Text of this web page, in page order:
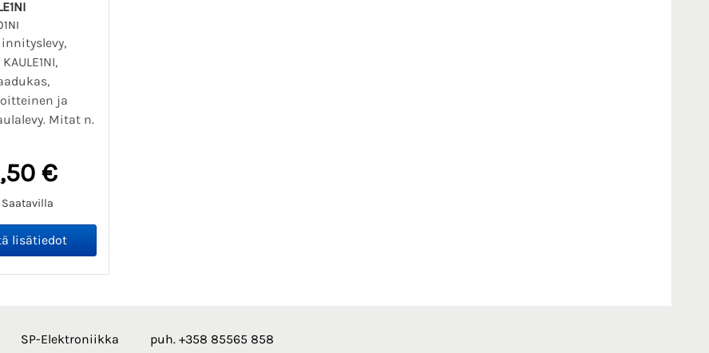
ja
Mitat n.
€
Saatavilla
SP-Elektroniikka
puh. +358 85565 858